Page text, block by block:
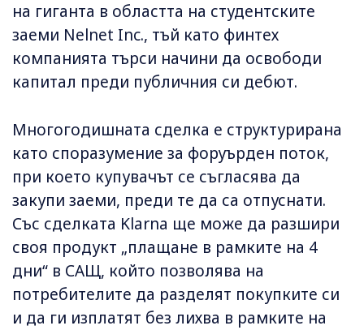
на гиганта в областта на студентските
заеми Nelnet Inc., тъй като финтех
компанията търси начини да освободи
капитал преди публичния си дебют.
Многогодишната сделка е структурирана
като споразумение за форуърден поток,
при което купувачът се съгласява да
закупи заеми, преди те да са отпуснати.
Със сделката Klarna ще може да разшири
своя продукт „плащане в рамките на 4
дни“ в САЩ, който позволява на
потребителите да разделят покупките си
и да ги изплатят без лихва в рамките на